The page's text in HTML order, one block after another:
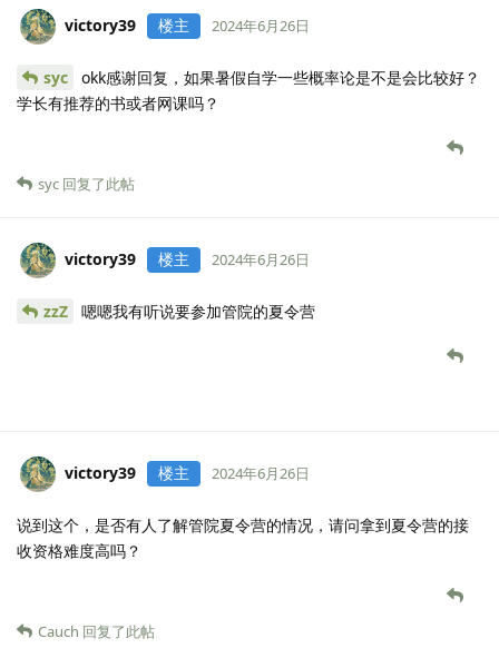
victory39 楼主 2024年6月26日
syc
okk感谢回复，如果暑假自学一些概率论是不是会比较好？
学长有推荐的书或者网课吗？
syc 回复了此帖
victory39 楼主 2024年6月26日
zzZ 嗯嗯我有听说要参加管院的夏令营
victory39 楼主 2024年6月26日
说到这个，是否有人了解管院夏令营的情况，请问拿到夏令营的接
收资格难度高吗？
Cauch 回复了此帖